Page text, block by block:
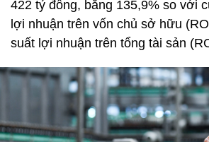
422 tỷ đồng, bằng 135,9% so với
lợi nhuận trên vốn chủ sở hữu
suất lợi nhuận trên tổng tài sản